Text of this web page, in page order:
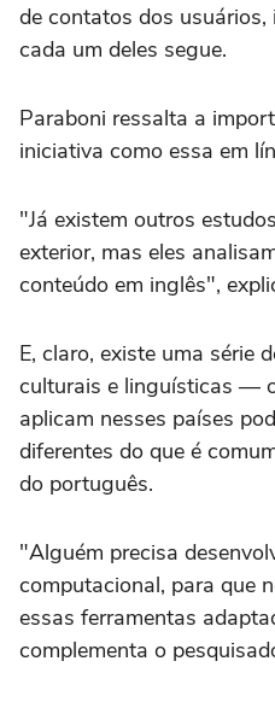
de contatos dos
cada um deles segue.
Paraboni ressalta a
iniciativa como essa em
"Já existem outros
exterior, mas eles
conteúdo em inglês",
E, claro, existe uma série
culturais e linguísticas —
aplicam nesses países
diferentes do que é
do português.
"Alguém precisa
computacional, para que
essas ferramentas
complementa o